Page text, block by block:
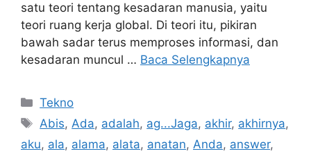
satu teori tentang kesadaran manusia, yaitu
teori ruang kerja global. Di teori itu, pikiran
bawah sadar terus memproses informasi, dan
kesadaran muncul … Baca Selengkapnya
Kategori
Tekno
Tag
Abis,Ada, adalah, ag...Jaga, akhir, akhirnya,
aku, ala, alama, alata, anatan, Anda, answer,